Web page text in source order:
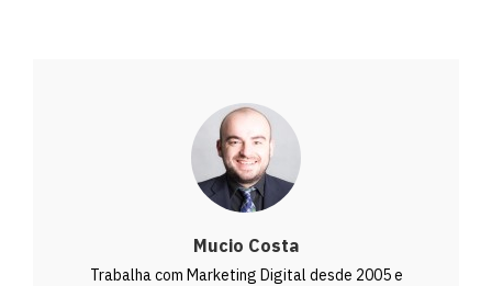
Mucio Costa
Trabalha com Marketing Digital desde 2005 e